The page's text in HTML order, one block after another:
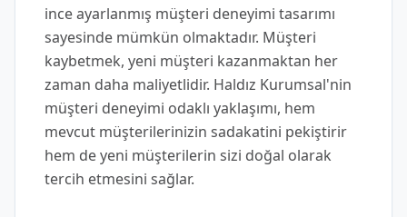
ince ayarlanmış müşteri deneyimi tasarımı
sayesinde mümkün olmaktadır. Müşteri
kaybetmek, yeni müşteri kazanmaktan her
zaman daha maliyetlidir. Haldız Kurumsal'nin
müşteri deneyimi odaklı yaklaşımı, hem
mevcut müşterilerinizin sadakatini pekiştirir
hem de yeni müşterilerin sizi doğal olarak
tercih etmesini sağlar.